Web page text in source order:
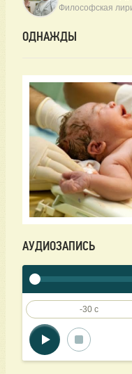
Философская
ОДНАЖДЫ
АУДИОЗАПИСЬ
-30 c